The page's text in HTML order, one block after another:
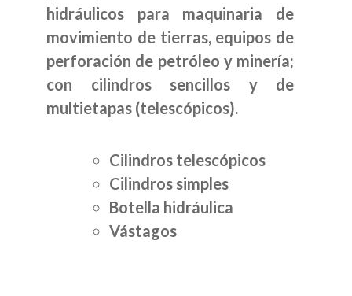
hidráulicos para maquinaria de
movimiento de tierras, equipos de
perforación de petróleo y minería;
con cilindros sencillos y de
multietapas (telescópicos).
Cilindros telescópicos
Cilindros simples
Botella hidráulica
Vástagos